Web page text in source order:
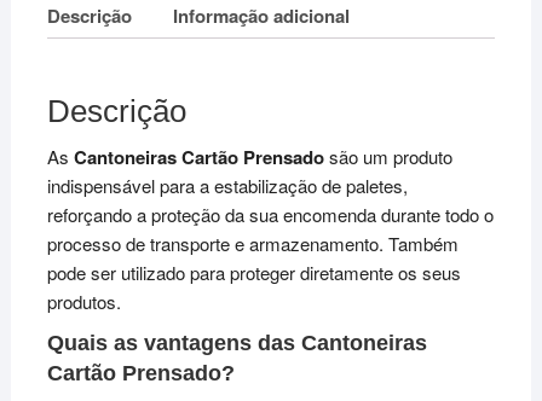
Descrição Informação adicional
Descrição
As Cantoneiras Cartão Prensadosão um produto
indispensável para a estabilização de paletes,
reforçando a proteção da sua encomenda durante todo o
processo de transporte e armazenamento. Também
pode ser utilizado para proteger diretamente os seus
produtos.
Quais as vantagens das Cantoneiras
Cartão Prensado?